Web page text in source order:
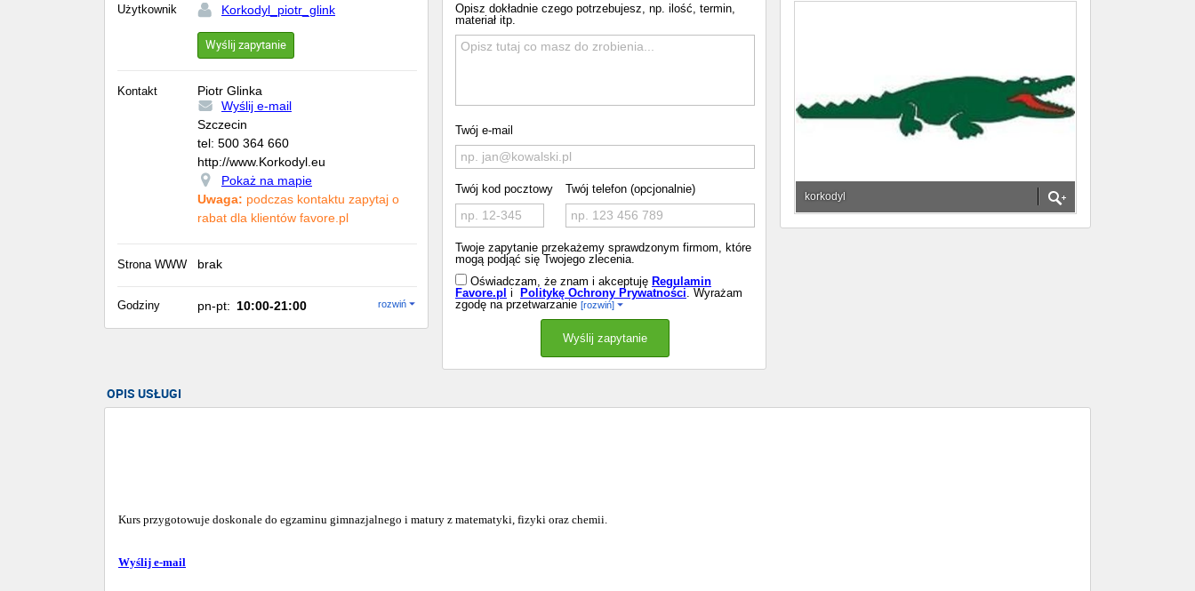
korkodyl
Opisz dokładnie czego potrzebujesz, np. ilość, termin,
materiał itp.
Twój e-mail
Twój kod pocztowy Twój telefon (opcjonalnie)
Twoje zapytanie przekażemy sprawdzonym firmom, które
mogą podjąć się Twojego zlecenia.
Oświadczam, że znam i akceptuję Regulamin
Favore.pl i Politykę Ochrony Prywatności. Wyrażam
zgodę na przetwarzanie [rozwiń]
Użytkownik Korkodyl_piotr_glink
Wyślij zapytanie
Kontakt
Piotr Glinka
Wyślij e-mail
Szczecin
tel: 500 364 660
http://www.Korkodyl.eu
Pokaż na mapie
Uwaga: podczas kontaktu zapytaj o
rabat dla klientów favore.pl
Strona WWW brak
Godziny pn-pt: 10:00-21:00 rozwiń
OPIS USŁUGI
Kurs przygotowuje doskonale do egzaminu gimnazjalnego i matury z matematyki, fizyki oraz chemii.
Wyślij e-mail